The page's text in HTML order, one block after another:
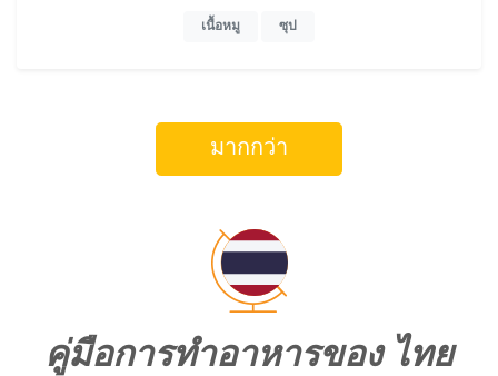
เนื้อหมู ซุป
มากกว่า
คู่มือการทำอาหารของ ไทย